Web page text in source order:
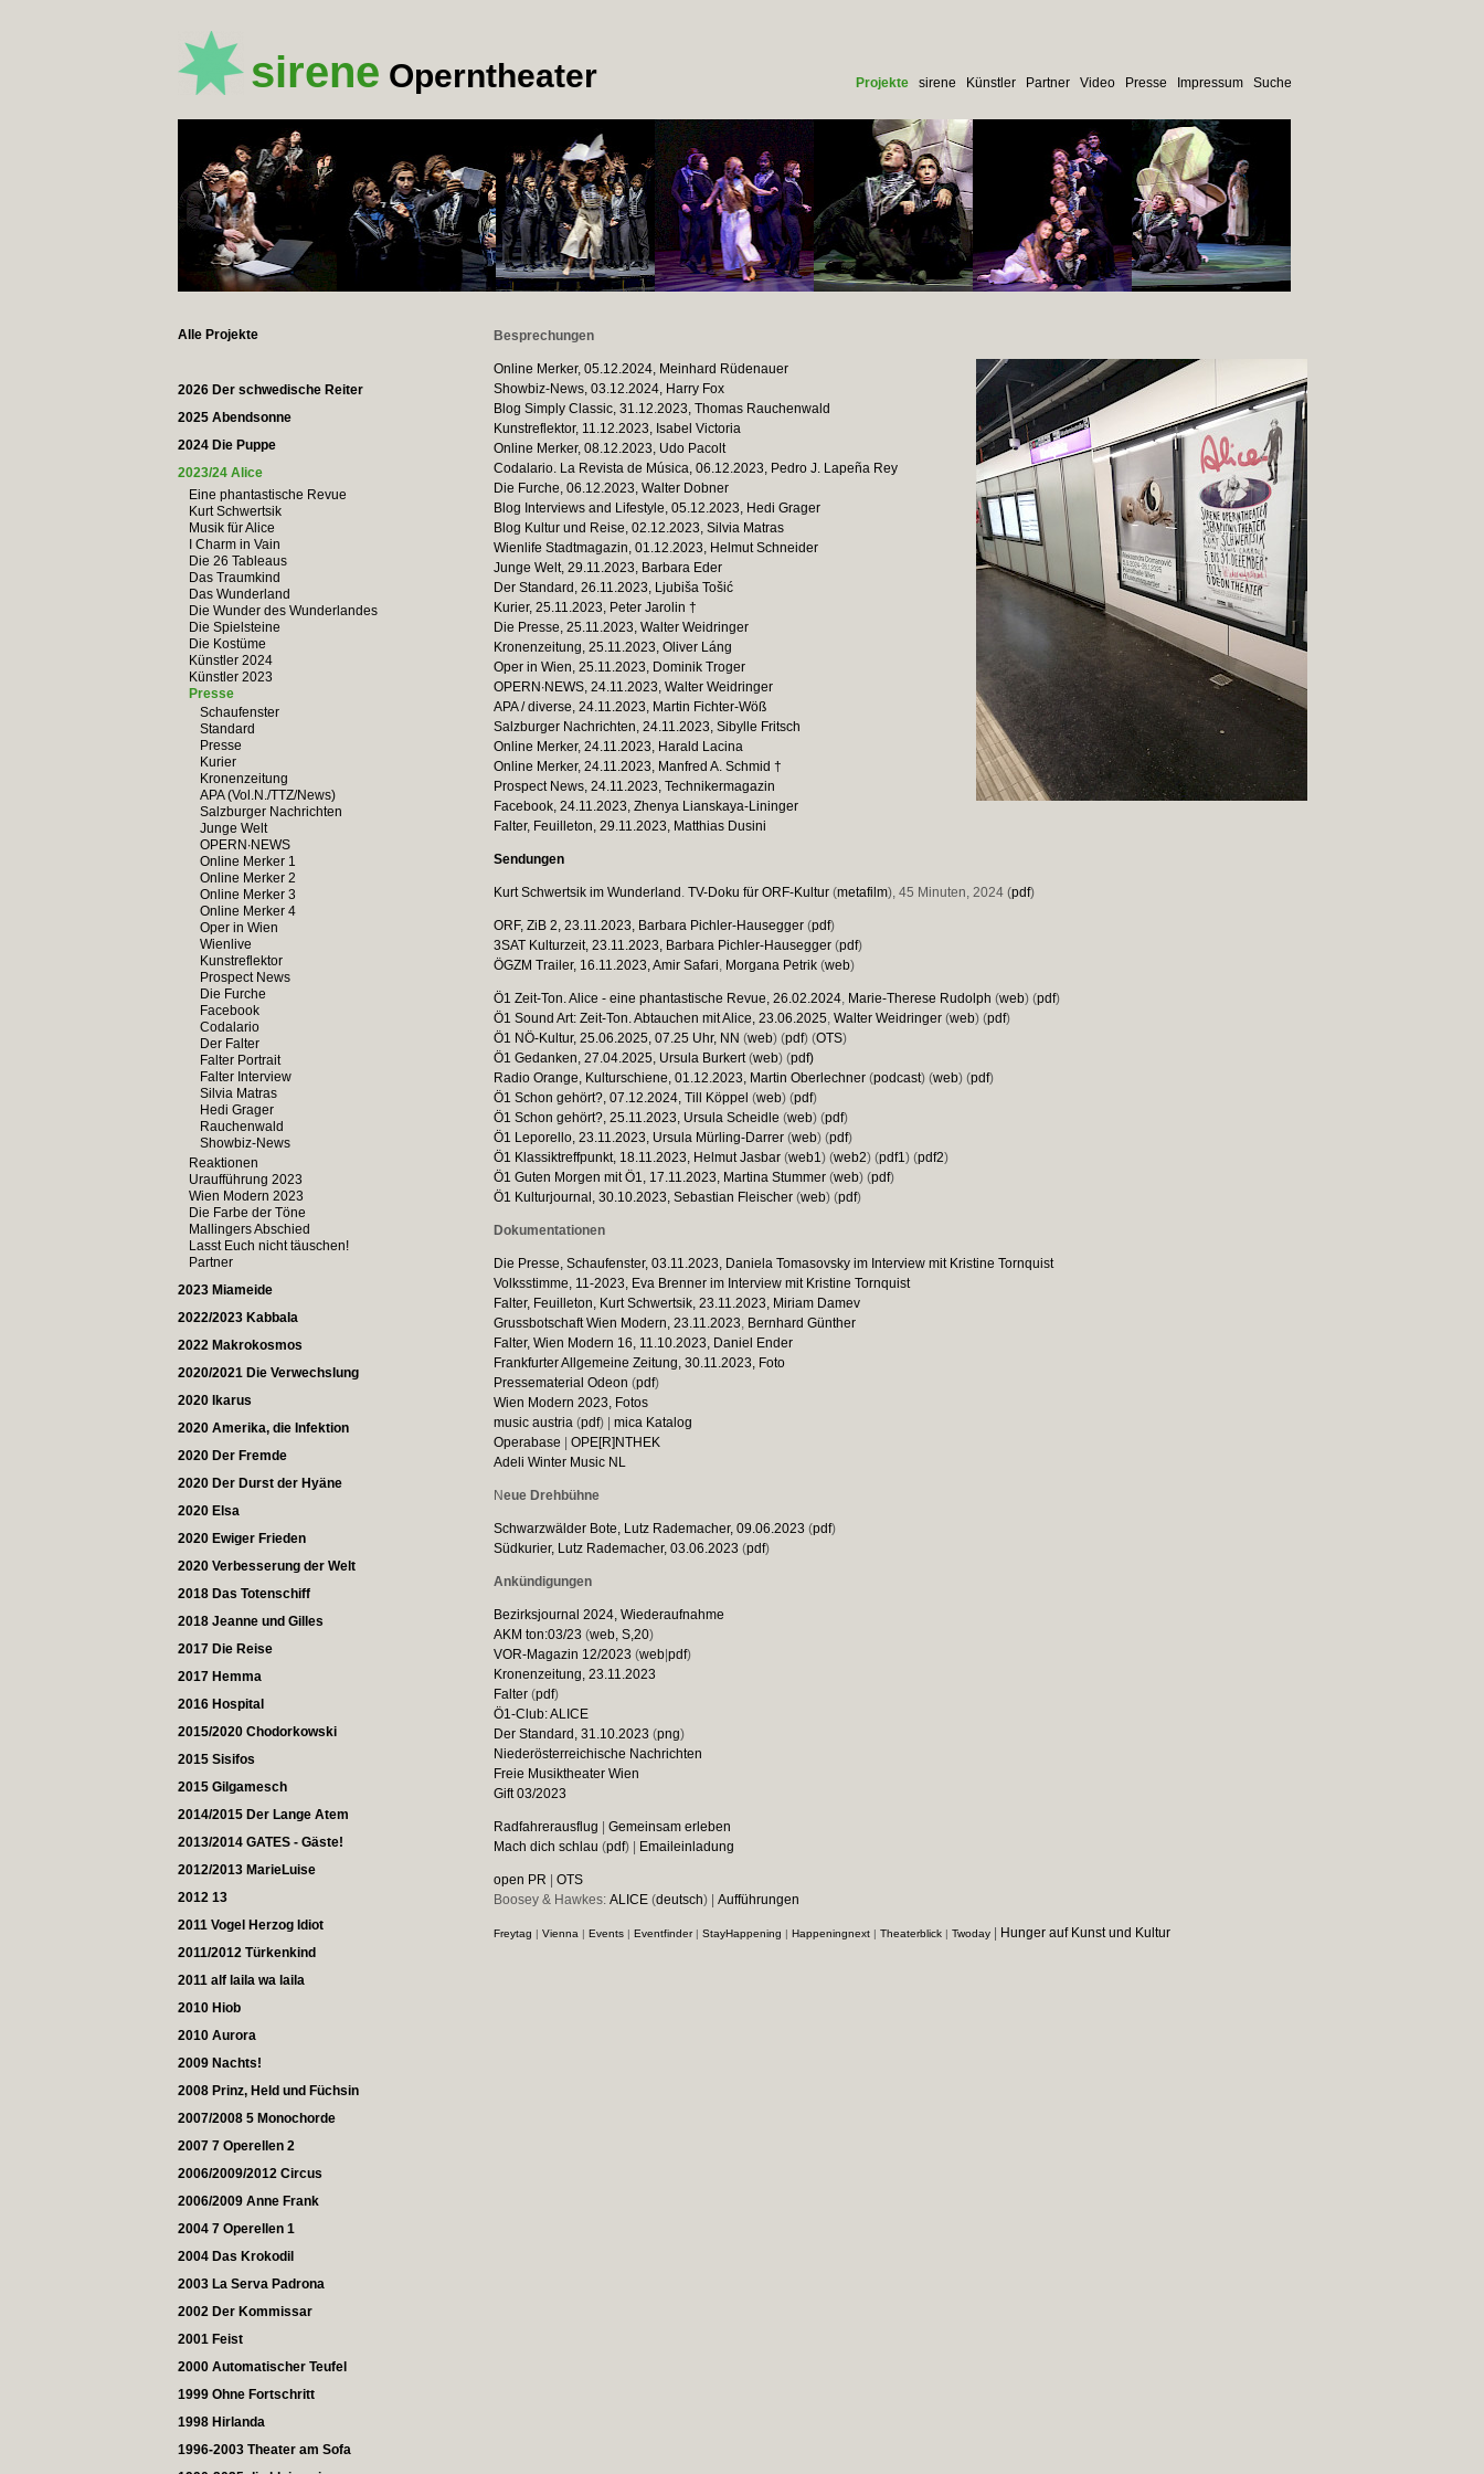
sirene Operntheater Projekte sirene Künstler Partner Video Presse Impressum Suche
Alle Projekte
2026 Der schwedische Reiter
2025 Abendsonne
2024 Die Puppe
2023/24 Alice
Eine phantastische Revue
Kurt Schwertsik
Musik für Alice
I Charm in Vain
Die 26 Tableaus
Das Traumkind
Das Wunderland
Die Wunder des Wunderlandes
Die Spielsteine
Die Kostüme
Künstler 2024
Künstler 2023
Presse
Schaufenster
Standard
Presse
Kurier
Kronenzeitung
APA (Vol.N./TTZ/News)
Salzburger Nachrichten
Junge Welt
OPERN∙NEWS
Online Merker 1
Online Merker 2
Online Merker 3
Online Merker 4
Oper in Wien
Wienlive
Kunstreflektor
Prospect News
Die Furche
Facebook
Codalario
Der Falter
Falter Portrait
Falter Interview
Silvia Matras
Hedi Grager
Rauchenwald
Showbiz-News
Reaktionen
Uraufführung 2023
Wien Modern 2023
Die Farbe der Töne
Mallingers Abschied
Lasst Euch nicht täuschen!
Partner
2023 Miameide
2022/2023 Kabbala
2022 Makrokosmos
2020/2021 Die Verwechslung
2020 Ikarus
2020 Amerika, die Infektion
2020 Der Fremde
2020 Der Durst der Hyäne
2020 Elsa
2020 Ewiger Frieden
2020 Verbesserung der Welt
2018 Das Totenschiff
2018 Jeanne und Gilles
2017 Die Reise
2017 Hemma
2016 Hospital
2015/2020 Chodorkowski
2015 Sisifos
2015 Gilgamesch
2014/2015 Der Lange Atem
2013/2014 GATES - Gäste!
2012/2013 MarieLuise
2012 13
2011 Vogel Herzog Idiot
2011/2012 Türkenkind
2011 alf laila wa laila
2010 Hiob
2010 Aurora
2009 Nachts!
2008 Prinz, Held und Füchsin
2007/2008 5 Monochorde
2007 7 Operellen 2
2006/2009/2012 Circus
2006/2009 Anne Frank
2004 7 Operellen 1
2004 Das Krokodil
2003 La Serva Padrona
2002 Der Kommissar
2001 Feist
2000 Automatischer Teufel
1999 Ohne Fortschritt
1998 Hirlanda
1996-2003 Theater am Sofa
Besprechungen
Online Merker, 05.12.2024, Meinhard Rüdenauer
Showbiz-News, 03.12.2024, Harry Fox
Blog Simply Classic, 31.12.2023, Thomas Rauchenwald
Kunstreflektor, 11.12.2023, Isabel Victoria
Online Merker, 08.12.2023, Udo Pacolt
Codalario. La Revista de Música, 06.12.2023, Pedro J. Lapeña Rey
Die Furche, 06.12.2023, Walter Dobner
Blog Interviews and Lifestyle, 05.12.2023, Hedi Grager
Blog Kultur und Reise, 02.12.2023, Silvia Matras
Wienlife Stadtmagazin, 01.12.2023, Helmut Schneider
Junge Welt, 29.11.2023, Barbara Eder
Der Standard, 26.11.2023, Ljubiša Tošić
Kurier, 25.11.2023, Peter Jarolin †
Die Presse, 25.11.2023, Walter Weidringer
Kronenzeitung, 25.11.2023, Oliver Láng
Oper in Wien, 25.11.2023, Dominik Troger
OPERN∙NEWS, 24.11.2023, Walter Weidringer
APA / diverse, 24.11.2023, Martin Fichter-Wöß
Salzburger Nachrichten, 24.11.2023, Sibylle Fritsch
Online Merker, 24.11.2023, Harald Lacina
Online Merker, 24.11.2023, Manfred A. Schmid †
Prospect News, 24.11.2023, Technikermagazin
Facebook, 24.11.2023, Zhenya Lianskaya-Lininger
Falter, Feuilleton, 29.11.2023, Matthias Dusini
Sendungen
Kurt Schwertsik im Wunderland . TV-Doku für ORF-Kultur(metafilm), 45 Minuten, 2024 (pdf)
ORF, ZiB 2, 23.11.2023, Barbara Pichler-Hausegger(pdf)
3SAT Kulturzeit, 23.11.2023, Barbara Pichler-Hausegger(pdf)
ÖGZM Trailer, 16.11.2023, Amir Safari, Morgana Petrik(web)
Ö1 Zeit-Ton. Alice - eine phantastische Revue, 26.02.2024, Marie-Therese Rudolph (web) (pdf)
Ö1 Sound Art: Zeit-Ton. Abtauchen mit Alice, 23.06.2025, Walter Weidringer(web) (pdf)
Ö1 NÖ-Kultur, 25.06.2025, 07.25 Uhr, NN (web) (pdf) (OTS)
Ö1 Gedanken, 27.04.2025, Ursula Burkert(web) (pdf)
Radio Orange, Kulturschiene, 01.12.2023, Martin Oberlechner(podcast) (web) (pdf)
Ö1 Schon gehört?, 07.12.2024, Till Köppel (web) (pdf)
Ö1 Schon gehört?, 25.11.2023, Ursula Scheidle (web) (pdf)
Ö1 Leporello, 23.11.2023, Ursula Mürling-Darrer(web) (pdf)
Ö1 Klassiktreffpunkt, 18.11.2023, Helmut Jasbar(web1) (web2) (pdf1) (pdf2)
Ö1 Guten Morgen mit Ö1, 17.11.2023, Martina Stummer(web) (pdf)
Ö1 Kulturjournal, 30.10.2023, Sebastian Fleischer(web) (pdf)
Dokumentationen
Die Presse, Schaufenster, 03.11.2023, Daniela Tomasovsky im Interview mit Kristine Tornquist
Volksstimme, 11-2023, Eva Brenner im Interview mit Kristine Tornquist
Falter, Feuilleton, Kurt Schwertsik, 23.11.2023, Miriam Damev
Grussbotschaft Wien Modern, 23.11.2023, Bernhard Günther
Falter, Wien Modern 16, 11.10.2023, Daniel Ender
Frankfurter Allgemeine Zeitung, 30.11.2023, Foto
Pressematerial Odeon (pdf)
Wien Modern 2023, Fotos
music austria(pdf) | mica Katalog
Operabase
OPE[R]NTHEK
Adeli Winter Music NL
Neue Drehbühne
Schwarzwälder Bote, Lutz Rademacher, 09.06.2023 (pdf)
Südkurier, Lutz Rademacher, 03.06.2023 (pdf)
Ankündigungen
Bezirksjournal 2024, Wiederaufnahme
AKM ton:03/23 (web, S,20)
VOR-Magazin 12/2023 (web| pdf)
Kronenzeitung, 23.11.2023
Falter(pdf)
Ö1-Club: ALICE
Der Standard, 31.10.2023 (png)
Niederösterreichische Nachrichten
Freie Musiktheater Wien
Gift 03/2023
Radfahrerausflug
Gemeinsam erleben
Mach dich schlau (pdf) | Emaileinladung
open PR
OTS
Boosey & Hawkes: ALICE(deutsch) | Aufführungen
Freytag | Vienna | Events| Eventfinder| StayHappening | Happeningnext| Theaterblick| Twoday| Hunger auf Kunst und Kultur